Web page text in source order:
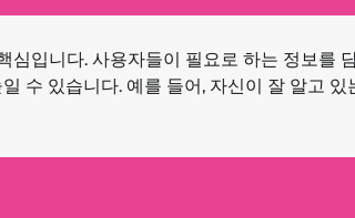
심입니다. 사용자들이 필요로 하는 정보를
수 있습니다. 예를 들어, 자신이 잘 알고